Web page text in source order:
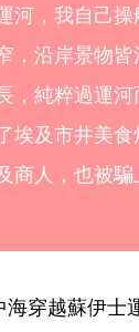
河，我自己操
，沿岸景物
，純粹過運
埃及市井美
商人，也被
穿越蘇伊士